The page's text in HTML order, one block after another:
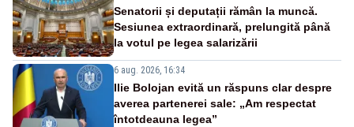
Senatorii și deputații rămân la muncă.
Sesiunea extraordinară, prelungită până
la votul pe legea salarizării
6 aug. 2026, 16:34
Ilie Bolojan evită un răspuns clar despre
averea partenerei sale: „Am respectat
întotdeauna legea”